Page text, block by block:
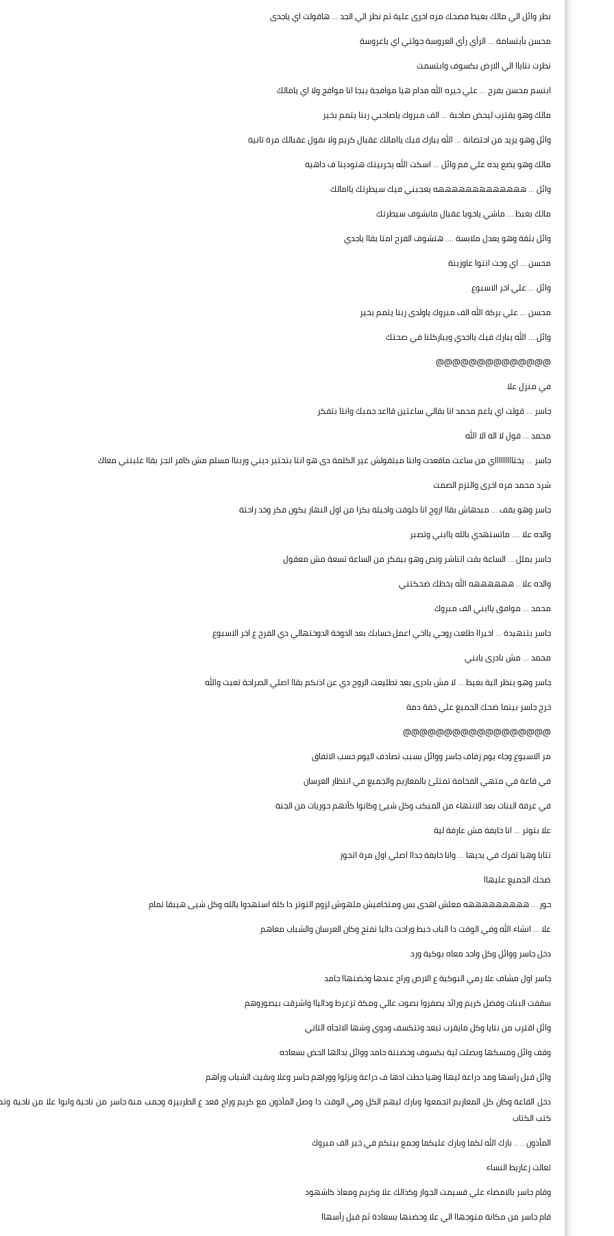
نظر وائل الي مالك بغيظ فضحك مره اخرى علية ثم نظر الي الجد ... هاقولت اي ياجدى
محسن بأبتسامة ... الرأي رأي العروسة جولتي اي ياعروسة
نظرت نتاياا الي الارض بكسوف وابتسمت
ابتسم محسن بفرح ... علي خيره الله مدام هيا موافجة يبجا انا موافج ولا اي يامالك
مالك وهو يقترب ليحض صاحبة ... الف مبروك ياصاحبي ربنا يتمم بخير
وائل وهو يزيد من احتضانة ... الله يبارك فيك ياامالك عقبال كريم ولا نقول عقبالك مرة تانية
مالك وهو يضع يده علي فم وائل ... اسكت الله يخربيتك هتودينا ف داهية
وائل ... هههههههههههههه يعجبني فيك سيطرتك ياامالك
مالك بغيظ ... ماشي ياخويا عقبال مانشوف سيطرتك
وائل بثقة وهو يعدل ملابسة .... هتشوف الفرح امتا بقاا ياجدي
محسن ... اي وجت انتوا عاوزينة
وائل ... علي اخر الاسبوع
محسن ... علي بركة الله الف مبروك ياولدى ربنا يتمم بخير
وائل.... الله يبارك فيك يااجدي ويباركلنا في صحتك
@@@@@@@@@@@@@@
في منزل علا
جاسر ... قولت اي ياعم محمد انا بقالي ساعتين قااعد جمبك وانتا بتفكر
محمد ... قول لا اله الا الله
جاسر ... يختاااااااااي من ساعت ماقعدت وانتا مبتقولش غير الكلمة دى هو انتا بتختبر ديني وربناا مسلم مش كافر انجز بقاا غلبتني معاك
شرد محمد مره اخرى والتزم الصمت
جاسر وهو يقف ... مبدهاش بقاا اروح انا دلوقت واجيلة بكرا من اول النهار يكون فكر وخد راحتة
والده علا .... ماتستهدي بالله ياابني وتصبر
جاسر بملل ... الساعة بقت اتناشر ونص وهو بيفكر من الساعة تسعة مش معقول
والده علا .. ههههههه الله يخظك ضحكتني
محمد ... موافق ياابني الف مبروك
جاسر بتنهيدة ... اخيراا طلعت روحي يااخي اعمل حسابك بعد الدوخة الدوختهالي دي الفرح ع اخر الاسبوع
محمد ... مش بادرى يابني
جاسر وهو ينظر الية بغيظ ... لا مش بادرى بعد تطليعت الروح دي عن اذنكم بقاا اصلي الصراحة تعبت والله
خرج جاسر بينما ضحك الجميع علي خفة دمة
@@@@@@@@@@@@@@@@@@
مر الاسبوع وجاء يوم زفاف جاسر ووائل بسبب تصادف اليوم حسب الاتفاق
في قاعة في متهي الفخامة تمتلئ بالمعازيم والجميع في انتظار العرسان
في غرفة البنات بعد الانتهاء من الميكب وكل شيئ وكانوا كأنهم حوريات من الجنة
علا بتوتر ... انا خايفة مش عارفة لية
نتايا وهيا تفرك في يديها ... وانا خايفة جداا اصلي اول مرة اتجوز
ضحك الجميع عليهاا
حور ... هههههههههه معلش اهدى بس ومتخافيش ملهوش لزوم التوتر دا كلة استهدوا بالله وكل شيى هيبقا تمام
علا ... انشاء الله وفي الوقت دا الباب خبط وراحت داليا تفتح وكان العرسان والشباب معاهم
دخل جاسر ووائل وكل واحد معاه بوكية ورد
جاسر اول مشاف علا رمي البوكية ع الارض وراح عندها وخضنهاا جامد
سقفت البنات وفضل كريم ورائد يصفروا بصوت عالي ومكة تزغرط ودالياا واشرقت بيصوروهم
وائل اقترب من نتايا وكل مايقرب تبعد وتتكسف ودوى وشها الاتجاه التاني
وقف وائل ومسكها وبصلت لية بكسوف وخضنتة جامد ووائل بدالها الحض بسعاده
وائل قبل راسها ومد دراعة ليهاا وهيا حطت ادها ف دراعة ونزلوا ووراهم جاسر وعلا وبقيت الشباب وراهم
دخل القاعة وكان كل المعازيم اتجمعوا وبارك ليهم الكل وفي الوقت دا وصل المأذون مع كريم وراح قعد ع الطربيزة وجمب منة جاسر من ناحية وابوا علا من ناحية
كتب الكتاب
المأذون .. .. بارك الله لكما وبارك عليكما وجمع بينكم في خير الف مبروك
تعالت زغاريط النساء
وقام جاسر بالامضاء علي قسيمت الجواز وكذالك علا وكريم ومعاذ كاشهود
قام جاسر من مكانة متوجهاا الي علا وحضنها بسعادة ثم قبل رأسهاا